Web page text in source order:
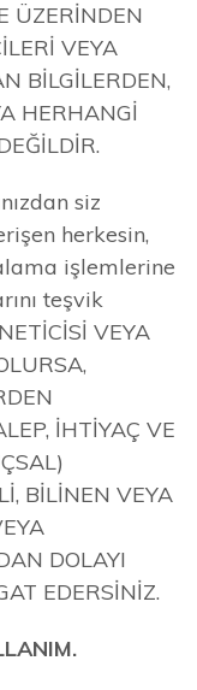
ÜZERİNDEN
VEYA
BİLGİLERDEN,
HERHANGİ
siz
herkesin,
işlemlerine
teşvik
VEYA
İHTİYAÇ VE
BİLİNEN VEYA
DOLAYI
EDERSİNİZ.